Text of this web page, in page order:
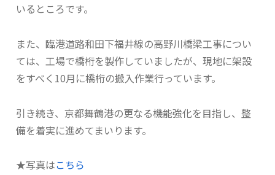
いるところです。
また、臨港道路和田下福井線の高野川橋梁工事につい
ては、工場で橋桁を製作していましたが、現地に架設
をすべく10月に橋桁の搬入作業行っています。
引き続き、京都舞鶴港の更なる機能強化を目指し、整
備を着実に進めてまいります。
★写真はこちら